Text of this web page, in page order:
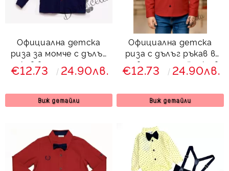
Официална детска
риза за момче с дълъг
ръкав в тъмносиньо с
червена папийонка от
€12.73 24.90лв.
Виж детайли
Официална детска
риза с дълъг ръкав в
червено с папийонка в
тъмносиньо
€12.73 24.90лв.
Виж детайли